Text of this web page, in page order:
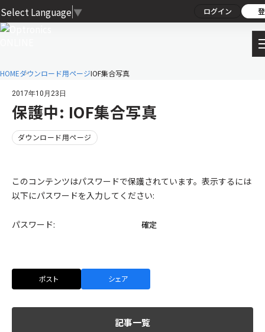
Select Language ▼ ログイン
HOMEダウンロード用ページIOF集合写真
2017年10月23日
保護中: IOF集合写真
ダウンロード用ページ
このコンテンツはパスワードで保護されています。表示するには
以下にパスワードを入力してください:
パスワード:
ポスト シェア
記事一覧